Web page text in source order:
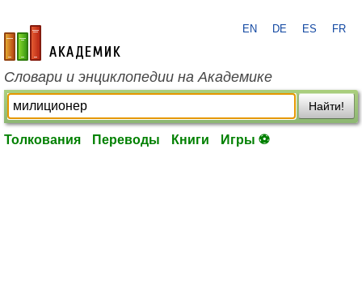
academic.ru
EN DE ES FR
Словари и энциклопедии на Академике
Найти!
Толкования Переводы Книги Игры ⚽